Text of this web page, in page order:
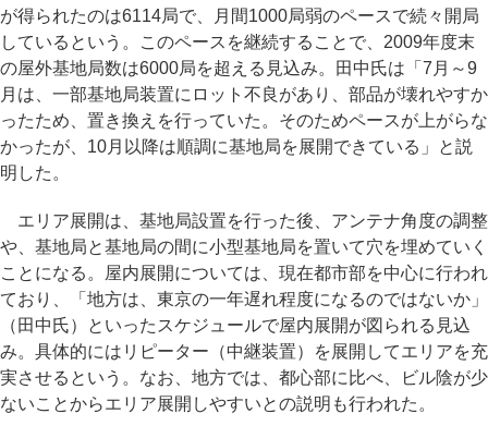
が得られたのは6114局で、月間1000局弱のペースで続々開局
しているという。このペースを継続することで、2009年度末
の屋外基地局数は6000局を超える見込み。田中氏は「7月～9
月は、一部基地局装置にロット不良があり、部品が壊れやすか
ったため、置き換えを行っていた。そのためペースが上がらな
かったが、10月以降は順調に基地局を展開できている」と説
明した。
エリア展開は、基地局設置を行った後、アンテナ角度の調整
や、基地局と基地局の間に小型基地局を置いて穴を埋めていく
ことになる。屋内展開については、現在都市部を中心に行われ
ており、「地方は、東京の一年遅れ程度になるのではないか」
（田中氏）といったスケジュールで屋内展開が図られる見込
み。具体的にはリピーター（中継装置）を展開してエリアを充
実させるという。なお、地方では、都心部に比べ、ビル陰が少
ないことからエリア展開しやすいとの説明も行われた。